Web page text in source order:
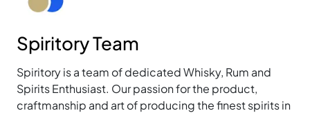
Spiritory Team
Spiritory is a team of dedicated Whisky, Rum and
Spirits Enthusiast. Our passion for the product,
craftmanship and art of producing the finest spirits in